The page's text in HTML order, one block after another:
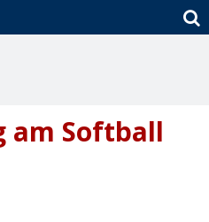
am Softball